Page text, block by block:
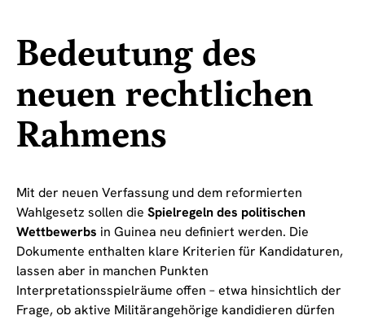
Bedeutung des
neuen rechtlichen
Rahmens
Mit der neuen Verfassung und dem reformierten
Wahlgesetz sollen die Spielregeln des politischen
Wettbewerbs in Guinea neu definiert werden. Die
Dokumente enthalten klare Kriterien für Kandidaturen,
lassen aber in manchen Punkten
Interpretationsspielräume offen – etwa hinsichtlich der
Frage, ob aktive Militärangehörige kandidieren dürfen